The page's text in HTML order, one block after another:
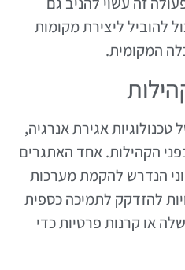
להוביל ליצירת מקומות
המקומית.
אגירת אנרגיה,
הקהילות. אחד האתגרים
הנדרש להקמת מערכות
להזדקק לתמיכה כספית
או קרנות פרטיות כדי